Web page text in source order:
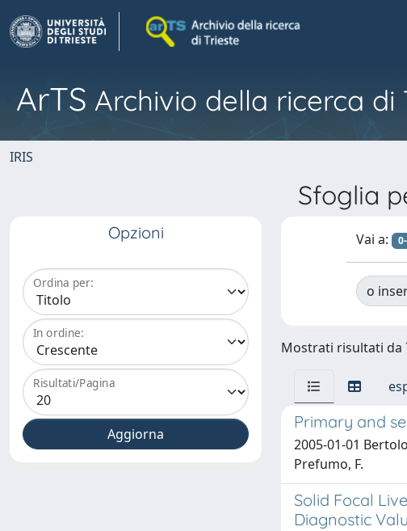
ArTS Archivio della ricerca di
IRIS
Sfoglia
Opzioni
Ordina per:
In ordine:
Risultati/Pagina
Vai a:
o
Mostrati risultati da
Primary and
2005-01-01
Prefumo, F.
Solid Focal
Diagnostic